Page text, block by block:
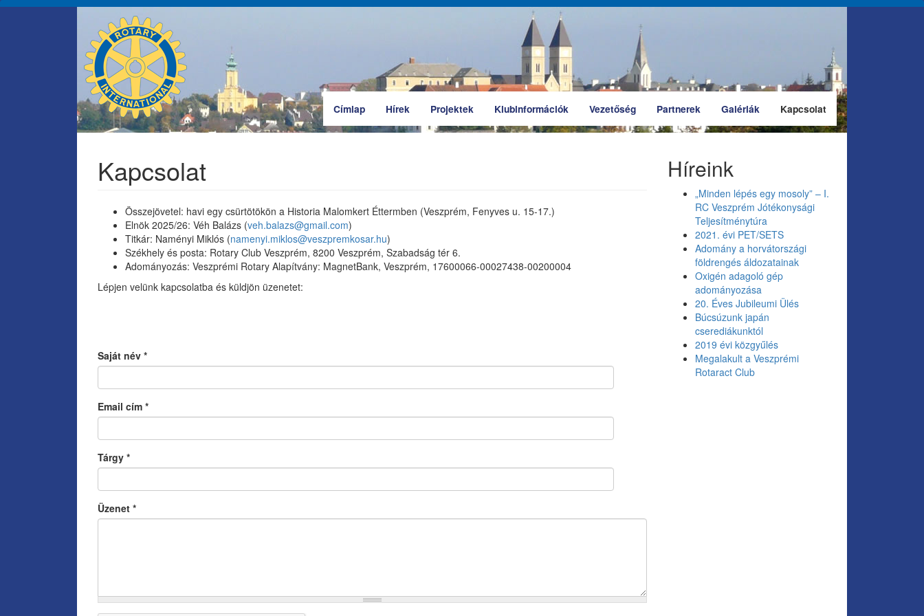
Ugrás
Címlap Hírek Projektek Klubinformációk Vezetőség Partnerek Galériák Kapcsolat
Kapcsolat
Összejövetel: havi egy csürtötökön a Historia Malomkert Éttermben (Veszprém, Fenyves u. 15-17.)
Elnök 2025/26: Véh Balázs (veh.balazs@gmail.com)
Titkár: Naményi Miklós (namenyi.miklos@veszpremkosar.hu)
Székhely és posta: Rotary Club Veszprém, 8200 Veszprém, Szabadság tér 6.
Adományozás: Veszprémi Rotary Alapítvány: MagnetBank, Veszprém, 17600066-00027438-00200004
Lépjen velünk kapcsolatba és küldjön üzenetet:
Saját név *
Email cím *
Tárgy *
Üzenet *
Híreink
„Minden lépés egy mosoly” – I.
RC Veszprém Jótékonysági
Teljesítménytúra
2021. évi PET/SETS
Adomány a horvátországi
földrengés áldozatainak
Oxigén adagoló gép
adományozása
20. Éves Jubileumi Ülés
Búcsúzunk japán
cserediákunktól
2019 évi közgyűlés
Megalakult a Veszprémi
Rotaract Club